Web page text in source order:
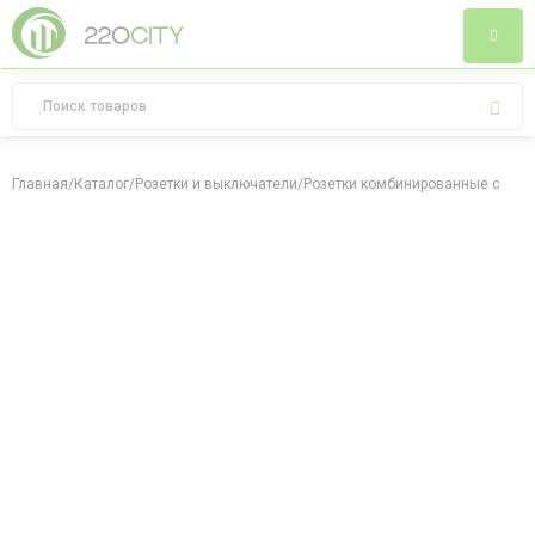
Главная/Каталог/Розетки и выключатели/Розетки комбинированные